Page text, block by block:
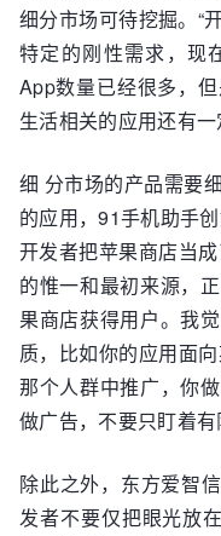
细分市场可待挖掘。“
特定的刚性需求，现
App数量已经很多，
生活相关的应用还有
细 分市场的产品需要
的应用，91手机助手
开发者把苹果商店当
的惟一和最初来源，
果商店获得用户。我
质，比如你的应用面
那个人群中推广，你
做广告，不要只盯着有
除此之外，东方爱智
发者不要仅把眼光放